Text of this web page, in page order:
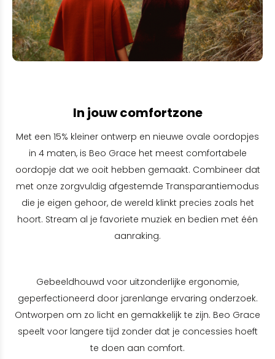
In jouw comfortzone
Met een 15% kleiner ontwerp en nieuwe ovale oordopjes
in 4 maten, is Beo Grace het meest comfortabele
oordopje dat we ooit hebben gemaakt. Combineer dat
met onze zorgvuldig afgestemde Transparantiemodus
die je eigen gehoor, de wereld klinkt precies zoals het
hoort. Stream al je favoriete muziek en bedien met één
aanraking.
Gebeeldhouwd voor uitzonderlijke ergonomie,
geperfectioneerd door jarenlange ervaring onderzoek.
Ontworpen om zo licht en gemakkelijk te zijn. Beo Grace
speelt voor langere tijd zonder dat je concessies hoeft
te doen aan comfort.